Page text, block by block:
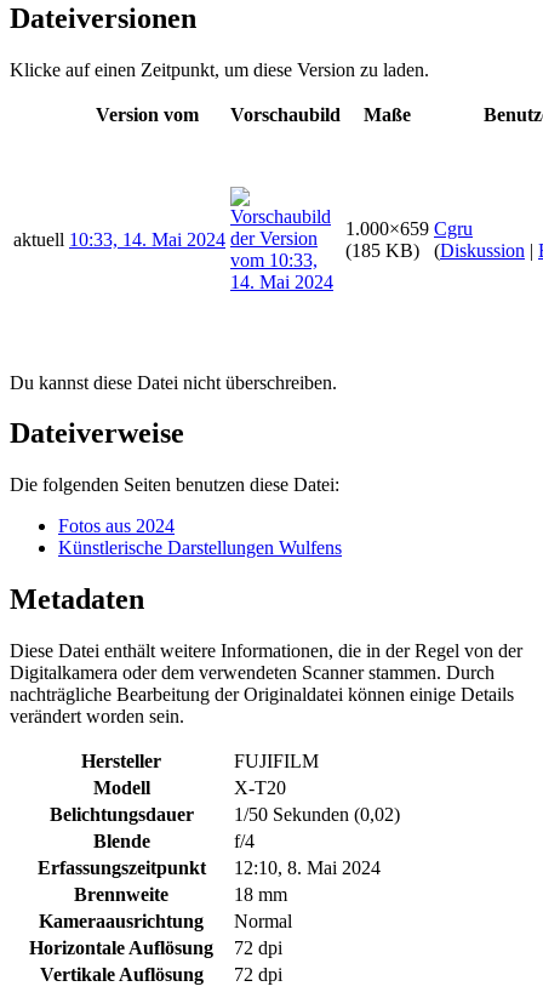
Dateiversionen
Klicke auf einen Zeitpunkt, um diese Version zu laden.
Version vom Vorschaubild Maße
aktuell 10:33, 14. Mai 2024
1.000×659
(185 KB)
Cgru
(Diskussion |
Du kannst diese Datei nicht überschreiben.
Dateiverweise
Die folgenden Seiten benutzen diese Datei:
Fotos aus 2024
Künstlerische Darstellungen Wulfens
Metadaten
Diese Datei enthält weitere Informationen, die in der Regel von der
Digitalkamera oder dem verwendeten Scanner stammen. Durch
nachträgliche Bearbeitung der Originaldatei können einige Details
verändert worden sein.
Hersteller
FUJIFILM
Modell
X-T20
Belichtungsdauer
1/50 Sekunden (0,02)
Blende
f/4
Erfassungszeitpunkt
12:10, 8. Mai 2024
Brennweite
18 mm
Kameraausrichtung
Normal
Horizontale Auflösung
72 dpi
Vertikale Auflösung
72 dpi